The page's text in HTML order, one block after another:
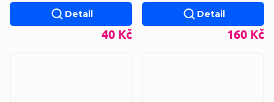
40 Kč
Detail
160 Kč
Detail